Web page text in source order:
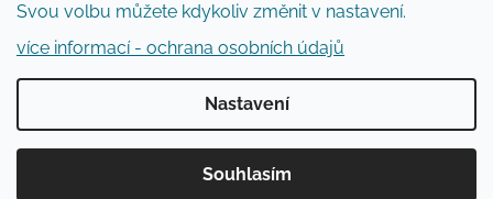
Svou volbu můžete kdykoliv změnit v nastavení.
více informací - ochrana osobních údajů
Nastavení
Souhlasím
PŘIHLÁSIT SE
Inlinespecial